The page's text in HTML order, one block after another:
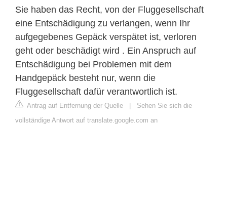
Sie haben das Recht, von der Fluggesellschaft
eine Entschädigung zu verlangen, wenn Ihr
aufgegebenes Gepäck verspätet ist, verloren
geht oder beschädigt wird . Ein Anspruch auf
Entschädigung bei Problemen mit dem
Handgepäck besteht nur, wenn die
Fluggesellschaft dafür verantwortlich ist.
Antrag auf Entfernung der Quelle | Sehen Sie sich die
vollständige Antwort auf translate.google.com an